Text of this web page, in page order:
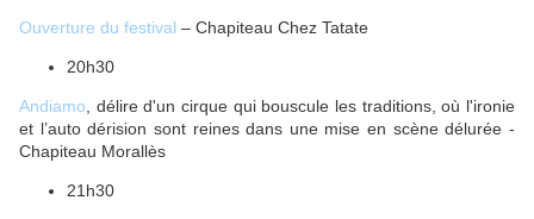
Ouverture du festival – Chapiteau Chez Tatate
20h30
Andiamo , délire d'un cirque qui bouscule les traditions, où l'ironie
et l’auto dérision sont reines dans une mise en scène délurée -
Chapiteau Morallès
21h30